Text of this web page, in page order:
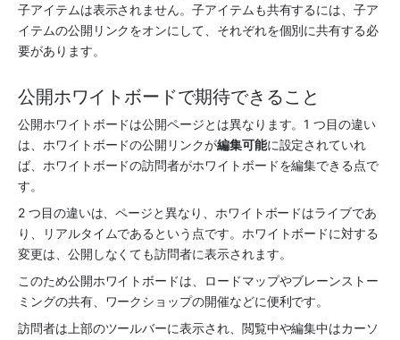
子アイテムは表示されません。子アイテムも共有するには、子ア
イテムの公開リンクをオンにして、それぞれを個別に共有する必
要があります。
公開ホワイトボードで期待できること
公開ホワイトボードは公開ページとは異なります。1 つ目の違い
は、ホワイトボードの公開リンクが編集可能に設定されていれ
ば、ホワイトボードの訪問者がホワイトボードを編集できる点で
す。
2 つ目の違いは、ページと異なり、ホワイトボードはライブであ
り、リアルタイムであるという点です。ホワイトボードに対する
変更は、公開しなくても訪問者に表示されます。
このため公開ホワイトボードは、ロードマップやブレーンストー
ミングの共有、ワークショップの開催などに便利です。
訪問者は上部のツールバーに表示され、閲覧中や編集中はカーソ